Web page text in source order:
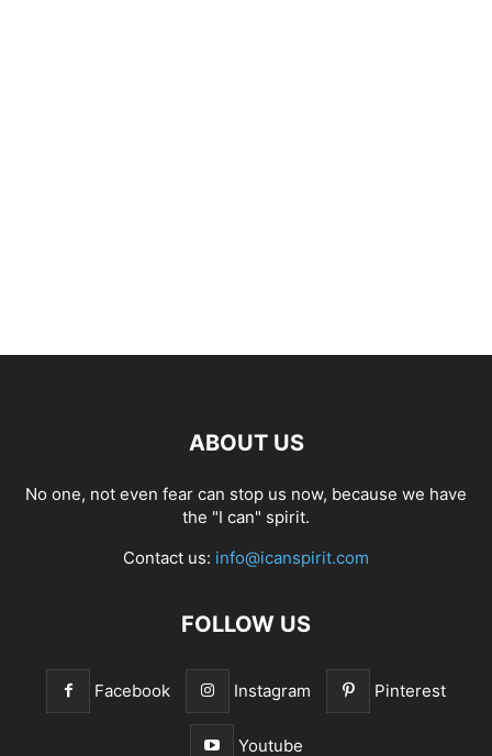
ABOUT US
No one, not even fear can stop us now, because we have
the "I can" spirit.
Contact us: info@icanspirit.com
FOLLOW US
Facebook Instagram Pinterest
Youtube